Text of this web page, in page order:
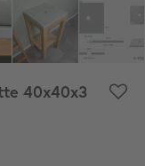
40x40x3